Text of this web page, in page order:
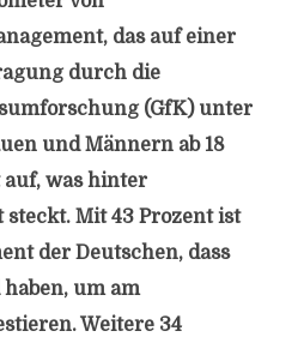
das auf einer
durch die
(GfK) unter
und Männern ab 18
was hinter
Mit 43 Prozent ist
der Deutschen, dass
um am
Weitere 34